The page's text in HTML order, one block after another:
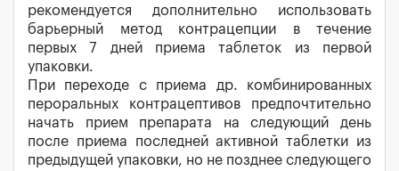
рекомендуется дополнительно использовать
барьерный метод контрацепции в течение
первых 7 дней приема таблеток из первой
упаковки.
При переходе с приема др. комбинированных
пероральных контрацептивов предпочтительно
начать прием препарата на следующий день
после приема последней активной таблетки из
предыдущей упаковки, но не позднее следующего